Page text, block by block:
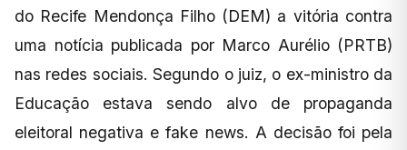
do Recife Mendonça Filho (DEM) a vitória contra
uma notícia publicada por Marco Aurélio (PRTB)
nas redes sociais. Segundo o juiz, o ex-ministro da
Educação estava sendo alvo de propaganda
eleitoral negativa e fake news. A decisão foi pela